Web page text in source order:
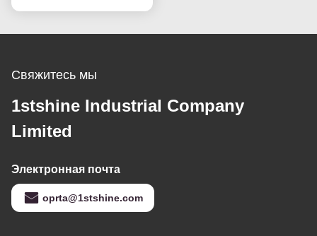
Свяжитесь мы
1stshine Industrial Company
Limited
Электронная почта
oprta@1stshine.com